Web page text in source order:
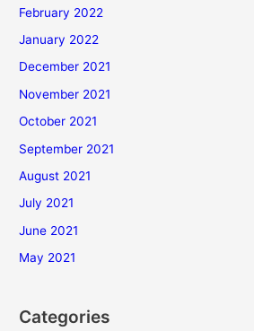
February 2022
January 2022
December 2021
November 2021
October 2021
September 2021
August 2021
July 2021
June 2021
May 2021
Categories